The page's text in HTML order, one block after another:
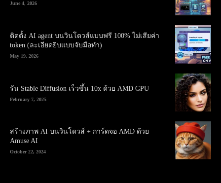
June 4, 2026
ติดตั้ง AI agent บนวินโดวส์แบบฟรี 100% ไม่เสียค่า
token (ละเอียดยิบแบบจับมือทำ)
May 19, 2026
รัน Stable Diffusion เร็วขึ้น 10x ด้วย AMD GPU
February 7, 2025
สร้างภาพ AI บนวินโดวส์ + การ์ดจอ AMD ด้วย
Amuse AI
October 22, 2024